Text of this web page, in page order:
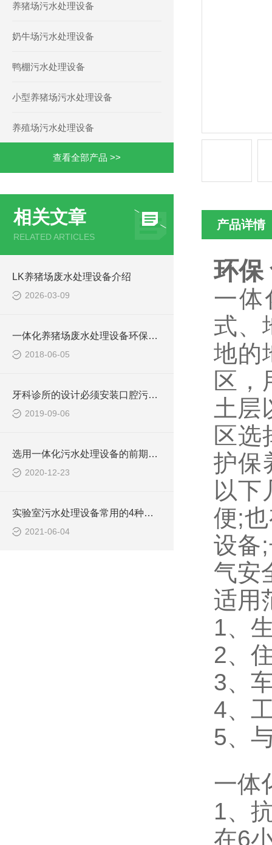
养猪场污水处理设备
奶牛场污水处理设备
鸭棚污水处理设备
小型养猪场污水处理设备
养殖场污水处理设备
查看全部产品 >>
相关文章
RELATED ARTICLES
LK养猪场废水处理设备介绍
2026-03-09
一体化养猪场废水处理设备环保局新要求
2018-06-05
牙科诊所的设计必须安装口腔污水处理设备
2019-09-06
选用一体化污水处理设备的前期准备工作
2020-12-23
实验室污水处理设备常用的4种废水处理的办法
2021-06-04
产品详情
环保
一体
式、
地的
区，
土层
区选
护保
以下
便;
设备
气安
适用
1、
2、
3、
4、
5、
一体
1、
在6